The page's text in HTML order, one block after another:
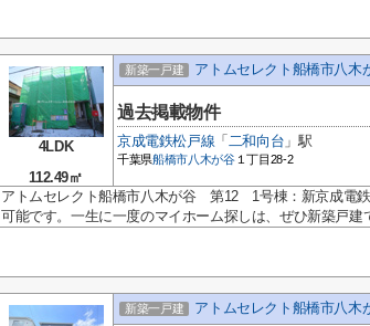
4LDK
112.49㎡
新築一戸建 アトムセレクト船橋市八
過去掲載物件
京成電鉄松戸線 「 二和向台 」駅
千葉県船橋市八木が谷１丁目28-2
アトムセレクト船橋市八木が谷 第12 1号棟：新京成電
可能です。一生に一度のマイホーム探しは、ぜひ新築戸建
新築一戸建 アトムセレクト船橋市八